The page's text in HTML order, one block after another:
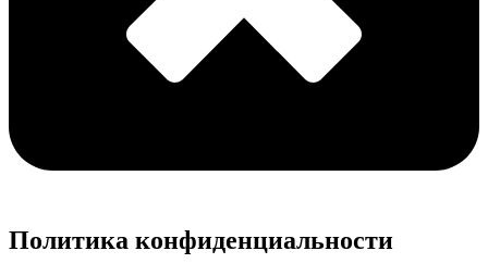
Политика конфиденциальности